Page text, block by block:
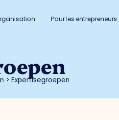
Pour les entrepreneurs
>Expertisegroepen